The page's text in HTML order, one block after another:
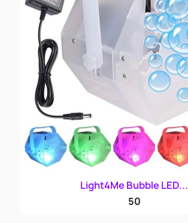
Light4Me Bubble LED...
50